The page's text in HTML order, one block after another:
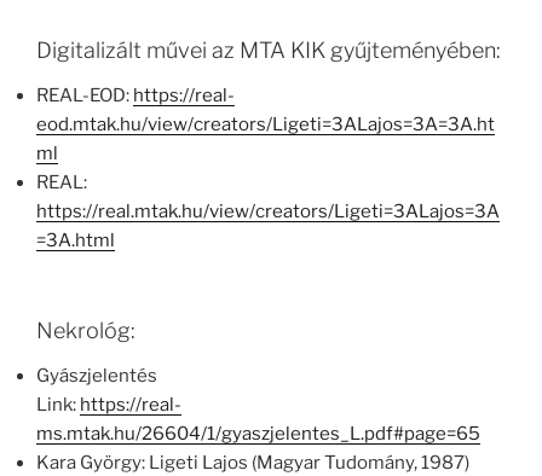
Digitalizált művei az MTA KIK gyűjteményében:
REAL-EOD: https://real-
eod.mtak.hu/view/creators/Ligeti=3ALajos=3A=3A.ht
ml
REAL:
https://real.mtak.hu/view/creators/Ligeti=3ALajos=3A
=3A.html
Nekrológ:
Gyászjelentés
Link: https://real-
ms.mtak.hu/26604/1/gyaszjelentes_L.pdf#page=65
Kara György: Ligeti Lajos (Magyar Tudomány, 1987)